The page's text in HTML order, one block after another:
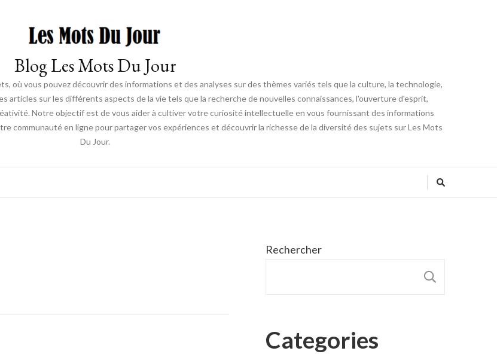
Blog Les Mots Du Jour
où vous pouvez découvrir des informations et des analyses sur des thèmes variés tels que la culture, la technologie,
articles sur les différents aspects de la vie tels que la recherche de nouvelles connaissances, l'ouverture d'esprit,
Notre objectif est de vous aider à cultiver votre curiosité intellectuelle en vous fournissant des informations
communauté en ligne pour partager vos expériences et découvrir la richesse de la diversité des sujets sur Les Mots
Du Jour.
Rechercher
Categories